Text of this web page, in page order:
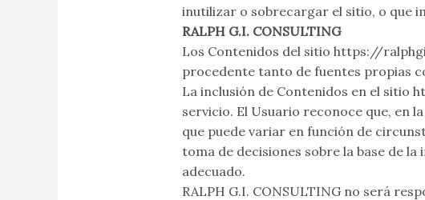
inutilizar o sobrecargar el sitio, o que
RALPH G.I. CONSULTING
Los Contenidos del sitio https://
procedente tanto de fuentes propias
La inclusión de Contenidos en el sitio
servicio. El Usuario reconoce que, en
que puede variar en función de
toma de decisiones sobre la base de
adecuado.
RALPH G.I. CONSULTING no será